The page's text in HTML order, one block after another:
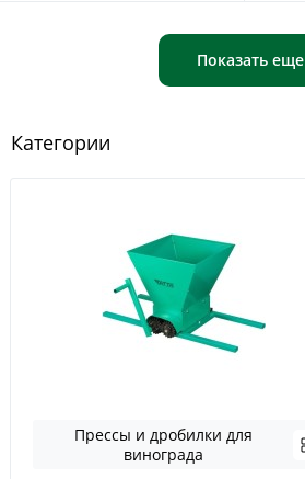
Показать еще
Категории
Прессы и дробилки для
винограда